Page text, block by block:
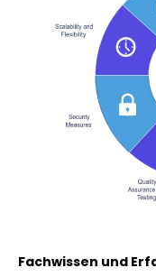
Fachwissen und